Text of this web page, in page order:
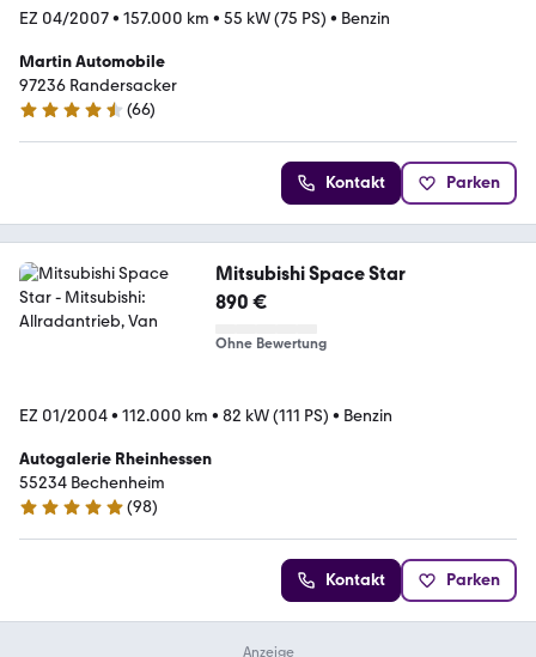
EZ 04/2007• 157.000 km • 55 kW (75 PS) • Benzin
Martin Automobile
97236 Randersacker
4.6 Sterne
(66)
Kontakt Parken
Mitsubishi Space Star
890 €
Ohne Bewertung
EZ 01/2004• 112.000 km • 82 kW (111 PS) • Benzin
Autogalerie Rheinhessen
55234 Bechenheim
5 Sterne
(98)
Kontakt Parken